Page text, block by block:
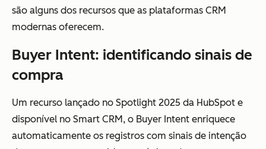
são alguns dos recursos que as plataformas CRM
modernas oferecem.
Buyer Intent: identificando sinais de
compra
Um recurso lançado no Spotlight 2025 da HubSpot e
disponível no Smart CRM, o Buyer Intent enriquece
automaticamente os registros com sinais de intenção